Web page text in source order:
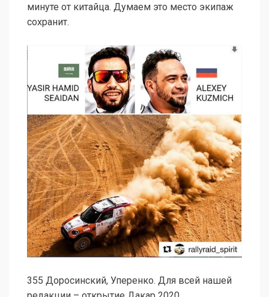
минуте от китайца. Думаем это место экипаж
сохранит.
355 Доросинский, Уперенко. Для всей нашей